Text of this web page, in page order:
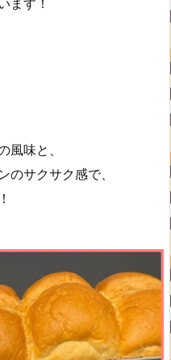
風味と、
のサクサク感で、